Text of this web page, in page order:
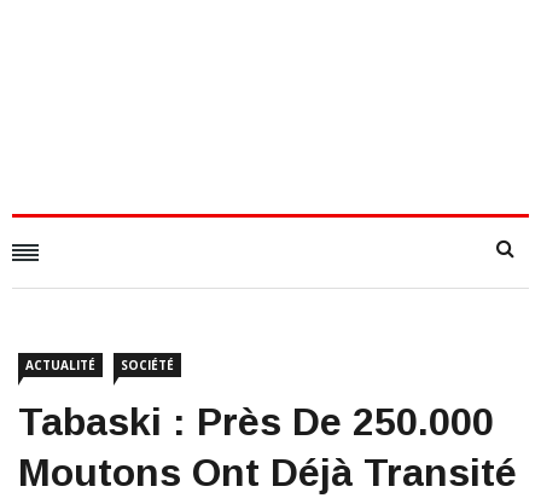
ACTUALITÉ SOCIÉTÉ
Tabaski : Près De 250.000
Moutons Ont Déjà Transité